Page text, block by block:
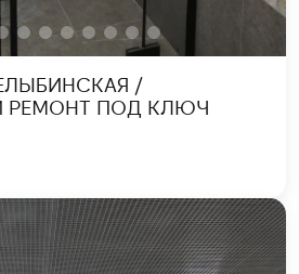
/
РЕМОНТ ПОД КЛЮЧ